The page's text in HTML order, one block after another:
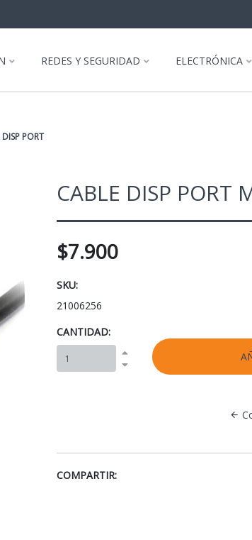
REDES Y SEGURIDAD ELECTRÓNICA
PORT
CABLE DISP PORT
$7.900
SKU:
21006256
CANTIDAD:
COMPARTIR: